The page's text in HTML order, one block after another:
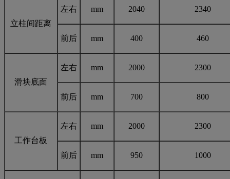
立柱间距离
左右 mm 2040 2340
前后 mm 400 460
滑块底面
左右 mm 2000 2300
前后 mm 700 800
工作台板
左右 mm 2000 2300
前后 mm 950 1000